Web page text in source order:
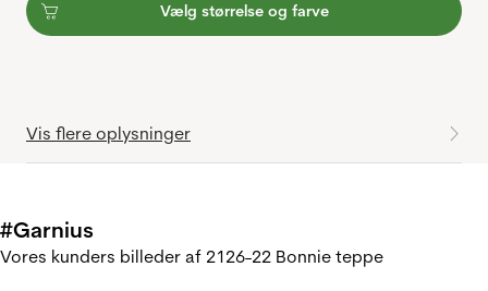
Vælg størrelse og farve
Vis flere oplysninger
#Garnius
Vores kunders billeder af 2126-22 Bonnie teppe